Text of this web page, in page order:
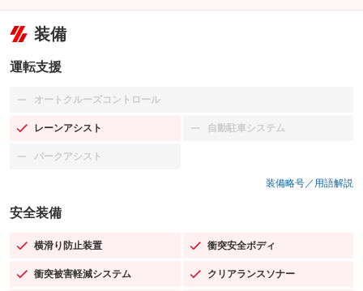
装備
運転支援
オートクルーズコントロール
：装備なし
レーンアシスト
：装備あり 自動駐車システム
：装備なし
パークアシスト
：装備なし
装備略号／用語解説
安全装備
横滑り防止装置
：装備あり 衝突安全ボディ
：装備あり
衝突被害軽減システム
：装備あり クリアランスソナー
：装備あり